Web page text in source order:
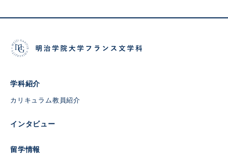
学科紹介
カリキュラム教員紹介
インタビュー
留学情報